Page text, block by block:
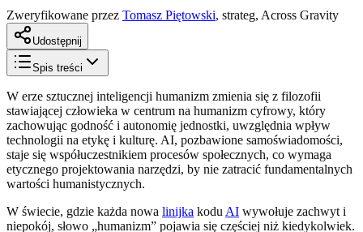
Zweryfikowane przez Tomasz Piętowski, strateg, Across Gravity
Udostępnij
Spis treści
W erze sztucznej inteligencji humanizm zmienia się z filozofii
stawiającej człowieka w centrum na humanizm cyfrowy, który
zachowując godność i autonomię jednostki, uwzględnia wpływ
technologii na etykę i kulturę. AI, pozbawione samoświadomości,
staje się współuczestnikiem procesów społecznych, co wymaga
etycznego projektowania narzędzi, by nie zatracić fundamentalnych
wartości humanistycznych.
W świecie, gdzie każda nowa linijka kodu AI wywołuje zachwyt i
niepokój, słowo „humanizm” pojawia się częściej niż kiedykolwiek.